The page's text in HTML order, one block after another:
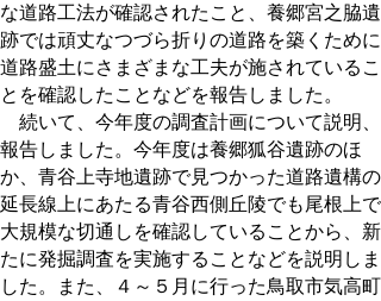
な道路工法が確認されたこと、養郷宮之脇遺
跡では頑丈なつづら折りの道路を築くために
道路盛土にさまざまな工夫が施されているこ
とを確認したことなどを報告しました。
続いて、今年度の調査計画について説明、
報告しました。今年度は養郷狐谷遺跡のほ
か、青谷上寺地遺跡で見つかった道路遺構の
延長線上にあたる青谷西側丘陵でも尾根上で
大規模な切通しを確認していることから、新
たに発掘調査を実施することなどを説明しま
した。また、４～５月に行った鳥取市気高町